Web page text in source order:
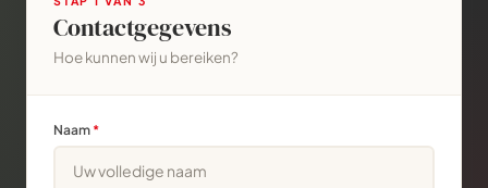
Contactgegevens
Hoe kunnen wij u bereiken?
Naam *